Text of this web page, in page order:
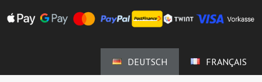
DEUTSCH FRANÇAIS